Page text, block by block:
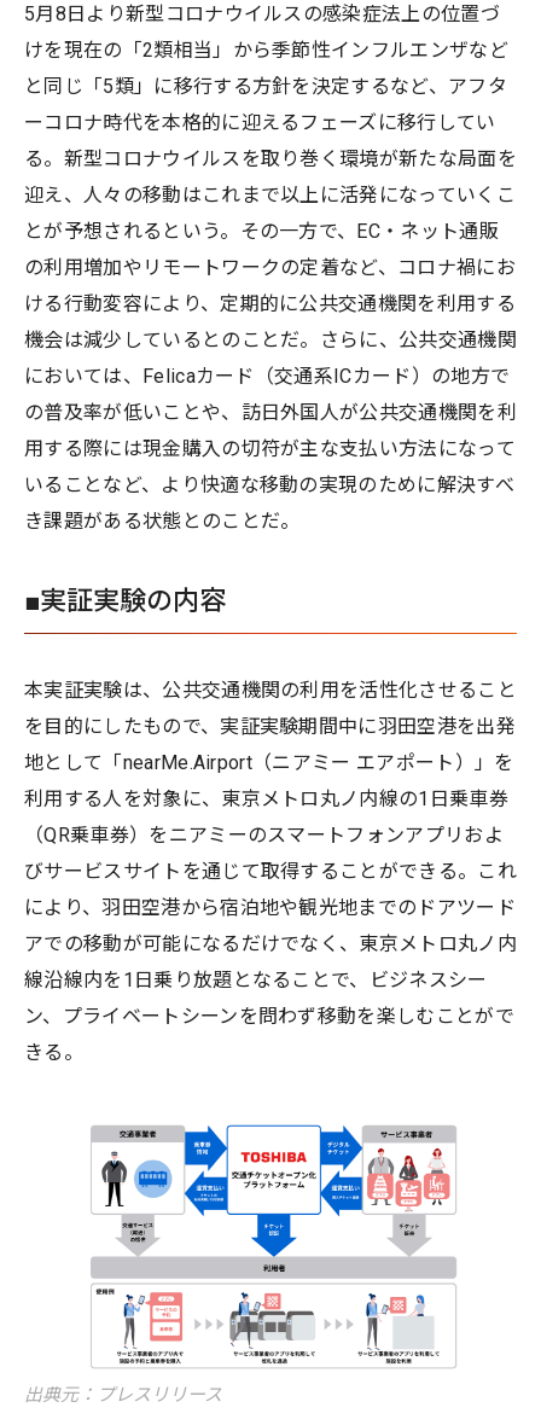
5月8日より新型コロナウイルスの感染症法上の位置づ
けを現在の「2類相当」から季節性インフルエンザなど
と同じ「5類」に移行する方針を決定するなど、アフタ
ーコロナ時代を本格的に迎えるフェーズに移行してい
る。新型コロナウイルスを取り巻く環境が新たな局面を
迎え、人々の移動はこれまで以上に活発になっていくこ
とが予想されるという。その一方で、EC・ネット通販
の利用増加やリモートワークの定着など、コロナ禍にお
ける行動変容により、定期的に公共交通機関を利用する
機会は減少しているとのことだ。さらに、公共交通機関
においては、Felicaカード（交通系ICカード）の地方で
の普及率が低いことや、訪日外国人が公共交通機関を利
用する際には現金購入の切符が主な支払い方法になって
いることなど、より快適な移動の実現のために解決すべ
き課題がある状態とのことだ。
■実証実験の内容
本実証実験は、公共交通機関の利用を活性化させること
を目的にしたもので、実証実験期間中に羽田空港を出発
地として「nearMe.Airport（ニアミー エアポート）」を
利用する人を対象に、東京メトロ丸ノ内線の1日乗車券
（QR乗車券）をニアミーのスマートフォンアプリおよ
びサービスサイトを通じて取得することができる。これ
により、羽田空港から宿泊地や観光地までのドアツード
アでの移動が可能になるだけでなく、東京メトロ丸ノ内
線沿線内を1日乗り放題となることで、ビジネスシー
ン、プライベートシーンを問わず移動を楽しむことがで
きる。
出典元：プレスリリース